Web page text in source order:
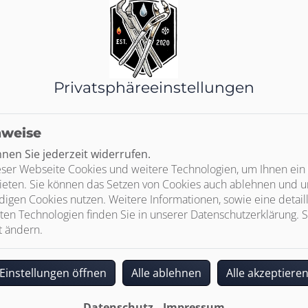
Professionelle Betreuung
Sie da. Wir betreuen Gewerbe- und Privatkunden bei Bau,
Privatsphäre­einstellungen
Sie jederzeit widerrufen.
Webseite Cookies und weitere Technologien, um Ihnen
Sie können das Setzen von Cookies auch ablehnen und
Cookies nutzen. Weitere Informationen, sowie eine
Technologien finden Sie in unserer Datenschutzerklärung.
ändern.
Einstellungen öffnen Alle ablehnen Alle akzeptieren